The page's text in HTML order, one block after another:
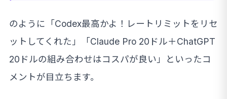
のように「Codex最高かよ！レートリミットをリセ
ットしてくれた」「Claude Pro 20ドル＋ChatGPT
20ドルの組み合わせはコスパが良い」といったコ
メントが目立ちます。